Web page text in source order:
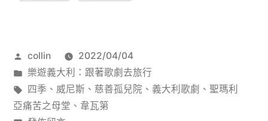
第
的
歌
作
者:
collin
2022/04/04
分
類:
樂遊義大利：跟著歌劇去旅行
標
籤:
四季 、 威尼斯 、 慈善孤兒院 、 義大利歌劇 、 聖瑪利
亞痛苦之母堂 、 韋瓦第